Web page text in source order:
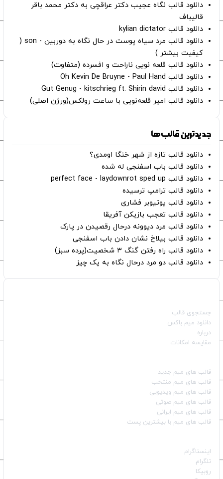
دانلود قالب نگاه عجیب دکتر عراقچی به دکتر محمد باقر
قالیباف
دانلود قالب kylian dictator
دانلود قالب مرد سیاه پوست در حال نگاه به دوربین - son (
کیفیت بیشتر )
دانلود قالب قلعه نویی ناراحت و افسرده (متفاوت)
دانلود قالب Oh Kevin De Bruyne - Paul Hand
دانلود قالب Gut Genug - kitschrieg ft. Shirin david
دانلود قالب امیر قلعه‌نویی با ساعت رولکس(ورژن اصلی)
جدیدترین قالب‌ها
دانلود قالب تازه از شهر خنگا اومدی؟
دانلود قالب باب اسفنجی له شده
دانلود قالب perfect face - laydownrot sped up
دانلود قالب ترامپ ترسیده
دانلود قالب یوتیوبر فشاری
دانلود قالب تعجب بازیکن آفریقا
دانلود قالب مرد دیوونه درحال رقصیدن در پارک
دانلود قالب بیلاخ نشان دادن باب اسفنجی
دانلود قالب راه رفتن گنگ ۳ شخصیت(پرده سبز)
دانلود قالب دو مرد درحال نگاه به یک چیز
جستجوی قالب
دانلود میم باکس
درباره
مقایسه امکانات
قالب‌ های میم جدید
قالب‌ های میم منتخب
قالب‌ های میم ویدیویی
قالب‌ های میم صوتی
قالب‌ های میم ایرانی
قالب‌ های میم با بیشترین پست
اینستاگرام
تلگرام
روبیکا